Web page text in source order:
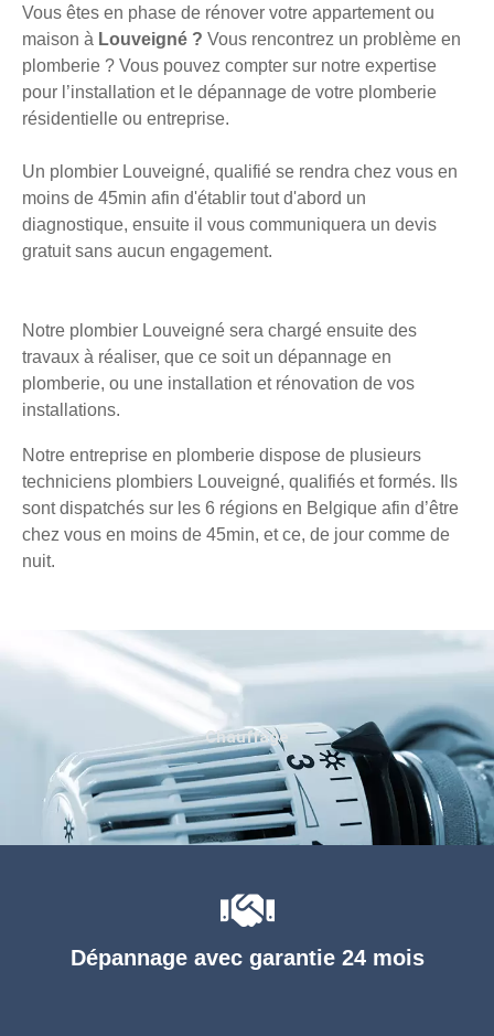
Vous êtes en phase de rénover votre appartement ou
maison à Louveigné ? Vous rencontrez un problème en
plomberie ? Vous pouvez compter sur notre expertise
pour l’installation et le dépannage de votre plomberie
résidentielle ou entreprise.
Un plombier Louveigné, qualifié se rendra chez vous en
moins de 45min afin d'établir tout d'abord un
diagnostique, ensuite il vous communiquera un devis
gratuit sans aucun engagement.
Notre plombier Louveigné sera chargé ensuite des
travaux à réaliser, que ce soit un dépannage en
plomberie, ou une installation et rénovation de vos
installations.
Notre entreprise en plomberie dispose de plusieurs
techniciens plombiers Louveigné, qualifiés et formés. Ils
sont dispatchés sur les 6 régions en Belgique afin d’être
chez vous en moins de 45min, et ce, de jour comme de
nuit.
Dépannage avec garantie 24 mois
Chauffage